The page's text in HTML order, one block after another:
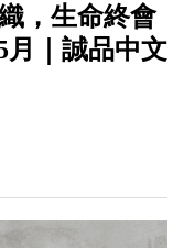
，生命終會
月｜誠品中文